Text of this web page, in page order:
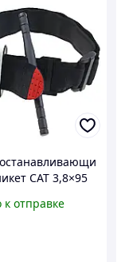
CAT 3,8×95
и липучкой
к отправке